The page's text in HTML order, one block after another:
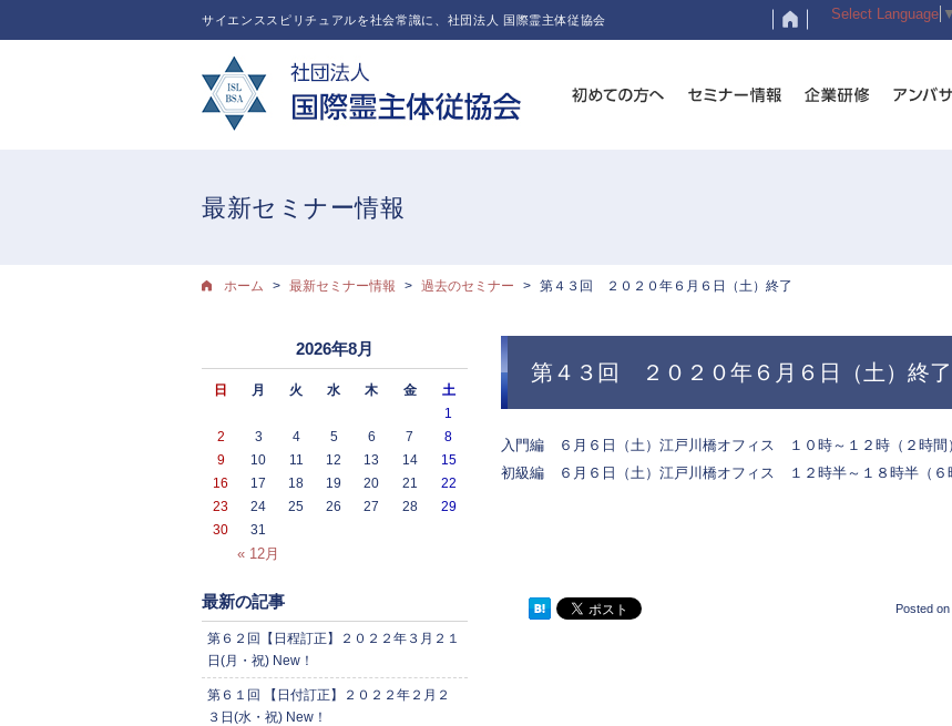
サイエンススピリチュアルを社会常識に、社団法人 国際霊主体従協会 Select Language ▼
最新セミナー情報
ホーム 最新セミナー情報 過去のセミナー 第４３回 ２０２０年６月６日（土）終了
第４３回 ２０２０年６月６日（土）終了
入門編 ６月６日（土）江戸川橋オフィス １０時～１２時（２時間
初級編 ６月６日（土）江戸川橋オフィス １２時半～１８時半（６
Posted on
2026年8月
日 月 火 水 木 金 土
« 12月
1
2
3 4 5 6 7
8
9
10 11 12 13 14
15
16
17 18 19 20 21
22
23
24 25 26 27 28
29
30
31
最新の記事
第６２回【日程訂正】２０２２年３月２１
日(月・祝) New！
第６１回 【日付訂正】２０２２年２月２
３日(水・祝) New！